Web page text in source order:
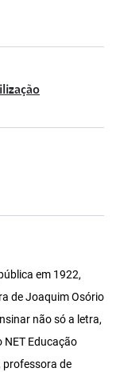
em 1922,
de Joaquim Osório
não só a letra,
NET Educação
professora de